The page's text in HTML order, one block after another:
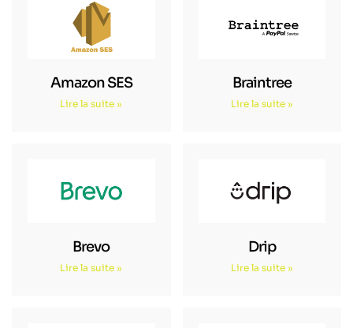
Amazon SES
Lire la suite »
Braintree
Lire la suite »
Brevo
Lire la suite »
Drip
Lire la suite »